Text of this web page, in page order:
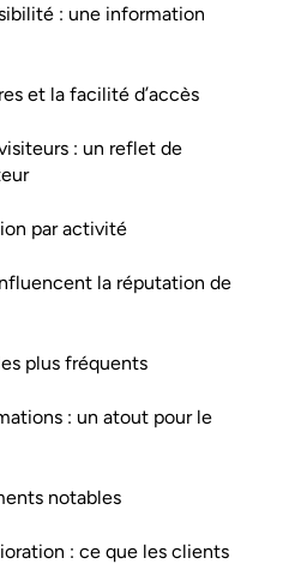
: une information
et la facilité d’accès
: un reflet de
par activité
la réputation de
plus fréquents
: un atout pour le
notables
: ce que les clients